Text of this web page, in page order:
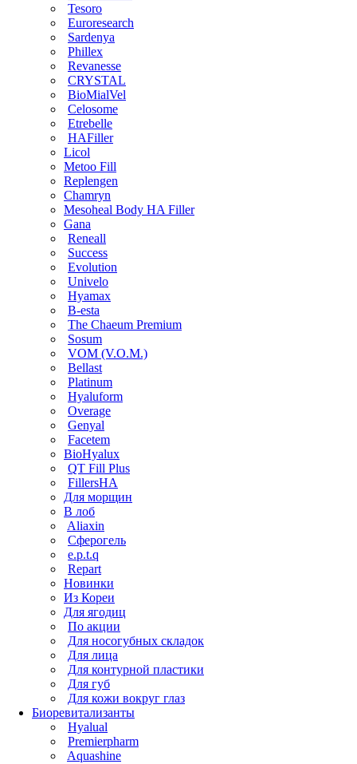
Tesoro
Euroresearch
Sardenya
Phillex
Revanesse
CRYSTAL
BioMialVel
Celosome
Etrebelle
HAFiller
Licol
Metoo Fill
Replengen
Chamryn
Mesoheal Body HA Filler
Gana
Reneall
Success
Evolution
Univelo
Hyamax
B-esta
The Chaeum Premium
Sosum
VOM (V.O.M.)
Bellast
Platinum
Hyaluform
Overage
Genyal
Facetem
BioHyalux
QT Fill Plus
FillersHA
Для морщин
В лоб
Aliaxin
Сферогель
e.p.t.q
Repart
Новинки
Из Кореи
Для ягодиц
По акции
Для носогубных складок
Для лица
Для контурной пластики
Для губ
Для кожи вокруг глаз
Биоревитализанты
Hyalual
Premierpharm
Aquashine